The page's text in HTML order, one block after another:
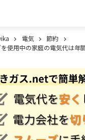
電気
節約
使用中の家庭の電気代は年